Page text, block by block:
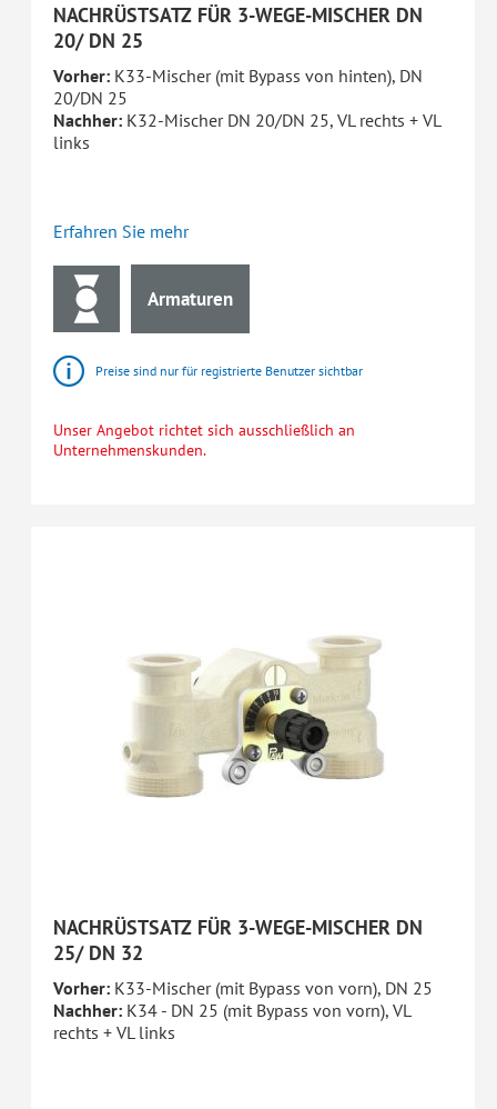
NACHRÜSTSATZ FÜR 3-WEGE-MISCHER DN
20/ DN 25
Vorher: K33-Mischer (mit Bypass von hinten), DN
20/DN 25
Nachher: K32-Mischer DN 20/DN 25, VL rechts + VL
links
Erfahren Sie mehr
Armaturen
Preise sind nur für registrierte Benutzer sichtbar
Unser Angebot richtet sich ausschließlich an
Unternehmenskunden.
NACHRÜSTSATZ FÜR 3-WEGE-MISCHER DN
25/ DN 32
Vorher: K33-Mischer (mit Bypass von vorn), DN 25
Nachher: K34 - DN 25 (mit Bypass von vorn), VL
rechts + VL links